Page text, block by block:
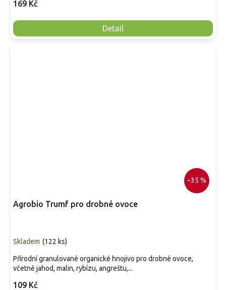
169 Kč
Detail
–35 %
Agrobio Trumf pro drobné ovoce
Skladem (122 ks)
109 Kč
Přírodní granulované organické hnojivo pro drobné ovoce,
včetně jahod, malin, rybízu, angreštu,...